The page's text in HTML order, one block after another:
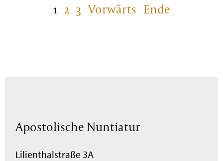
1 2 3 Vorwärts Ende
Apostolische Nuntiatur
Lilienthalstraße 3A